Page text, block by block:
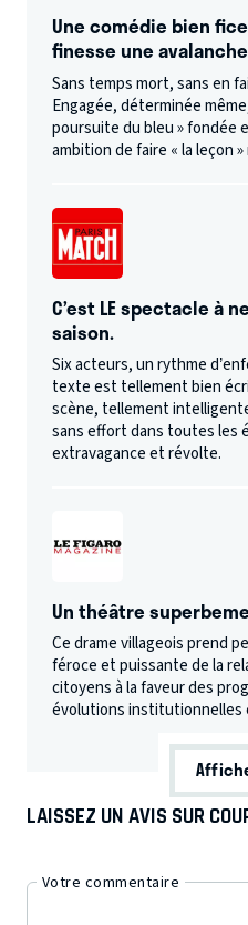
Une comédie bien
finesse une
Sans temps mort, sans en
Engagée, déterminée
poursuite du bleu » fondée
ambition de faire « la leçon
C’est LE spectacle à
saison.
Six acteurs, un rythme
texte est tellement bien
scène, tellement
sans effort dans toutes les
extravagance et révolte.
Un théâtre
Ce drame villageois prend
féroce et puissante de la
citoyens à la faveur des
évolutions institutionnelles
LAISSEZ UN AVIS SUR
Votre commentaire